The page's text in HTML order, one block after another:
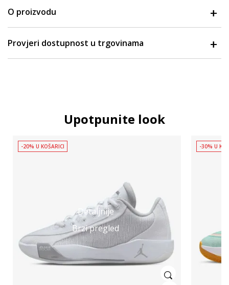
O proizvodu
Provjeri dostupnost u trgovinama
Upotpunite look
Detaljnije
Brzi pregled
-20% U KOŠARICI -30% U